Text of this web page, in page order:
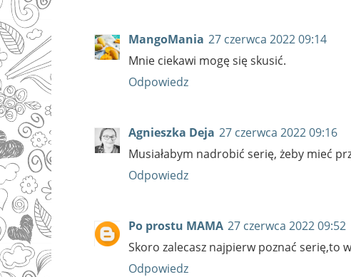
MangoMania 27 czerwca 2022 09:14
Mnie ciekawi mogę się skusić.
Odpowiedz
Agnieszka Deja 27 czerwca 2022 09:16
Musiałabym nadrobić serię, żeby mieć
Odpowiedz
Po prostu MAMA 27 czerwca 2022 09:52
Skoro zalecasz najpierw poznać serię,to
Odpowiedz